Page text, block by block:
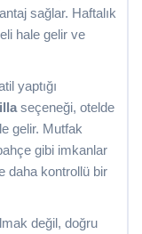
sağlar. Haftalık
hale gelir ve
yaptığı
seçeneği, otelde
gelir. Mutfak
gibi imkanlar
daha kontrollü bir
değil, doğru